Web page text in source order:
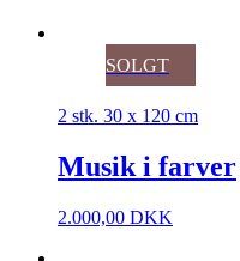
SOLGT
2 stk. 30 x 120 cm
Musik i farver
2.000,00 DKK